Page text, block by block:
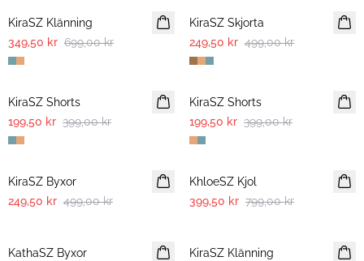
KiraSZ Klänning
349,50 kr 699,00 kr
KiraSZ Skjorta
249,50 kr 499,00 kr
-50%
KiraSZ Shorts
199,50 kr 399,00 kr
-50%
KiraSZ Shorts
199,50 kr 399,00 kr
-50%
KiraSZ Byxor
249,50 kr 499,00 kr
-50%
KhloeSZ Kjol
399,50 kr 799,00 kr
KathaSZ Byxor
KiraSZ Klänning